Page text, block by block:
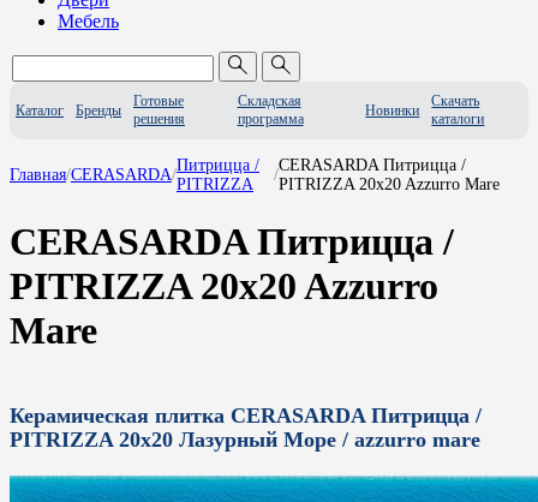
Мебель
Каталог Бренды
Готовые
решения
Складская
программа
Новинки
Скачать
каталоги
Главная/CERASARDA/
Питрицца /
PITRIZZA
/
CERASARDA Питрицца /
PITRIZZA 20x20 Azzurro Mare
CERASARDA Питрицца /
PITRIZZA 20x20 Azzurro
Mare
Керамическая плитка CERASARDA Питрицца /
PITRIZZA 20x20 Лазурный Море / azzurro mare